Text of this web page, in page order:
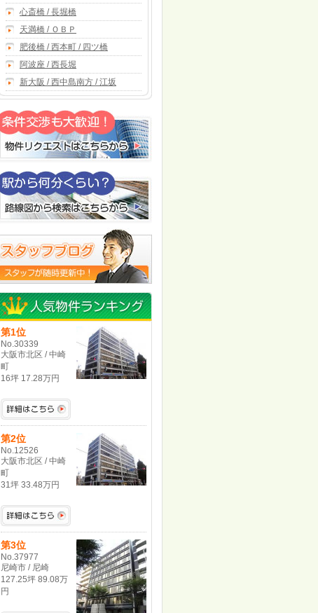
心斎橋 / 長堀橋
天満橋 / ＯＢＰ
肥後橋 / 西本町 / 四ツ橋
阿波座 / 西長堀
新大阪 / 西中島南方 / 江坂
第1位
No.30339
大阪市北区 / 中崎
町
16坪 17.28万円
第2位
No.12526
大阪市北区 / 中崎
町
31坪 33.48万円
第3位
No.37977
尼崎市 / 尼崎
127.25坪 89.08万
円